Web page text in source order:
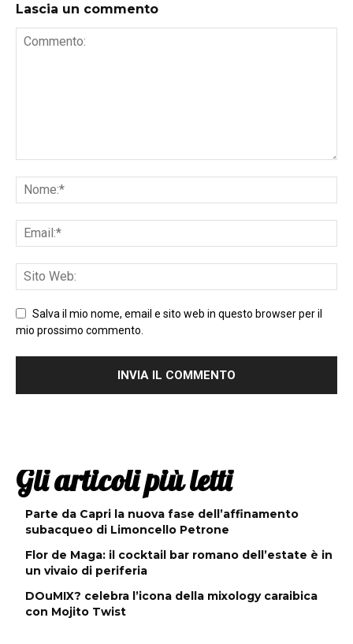
Lascia un commento
Salva il mio nome, email e sito web in questo browser per il
mio prossimo commento.
Gli articoli più letti
Parte da Capri la nuova fase dell’affinamento
subacqueo di Limoncello Petrone
Flor de Maga: il cocktail bar romano dell’estate è in
un vivaio di periferia
DOuMIX? celebra l’icona della mixology caraibica
con Mojito Twist